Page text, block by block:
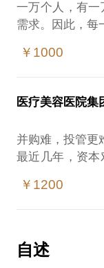
朗姿股份（
医疗美容行业未
上市公司、基
盘手，我将以我
一万个人，有
需求。因此，每
外面的整形广
息之后，大家仍
到的透明信息
以前在临床工作
压着，无法一
有了在行这个
从临床角度分
￥1000
医疗美容医院集
并购难，投管更
最近几年，资
进入这个行业
医疗美容专业和
合先进管理理念
￥1200
自述